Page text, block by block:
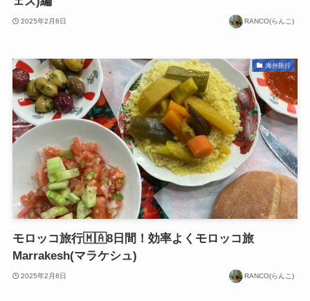
2025年2月8日 RANCO(らんこ)
海外旅行
モロッコ旅行🇲🇦8日間！効率よくモロッコ旅
Marrakesh(マラケシュ)
2025年2月8日 RANCO(らんこ)